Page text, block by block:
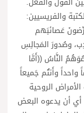
والفريسيين:
عَصائبَهم
وصُدورَ المَجالِسِ
النَّاسُ ((أَمَّا
واحداً وأَنتُم جَميعاً
الروحية
أن يدعوه البعض